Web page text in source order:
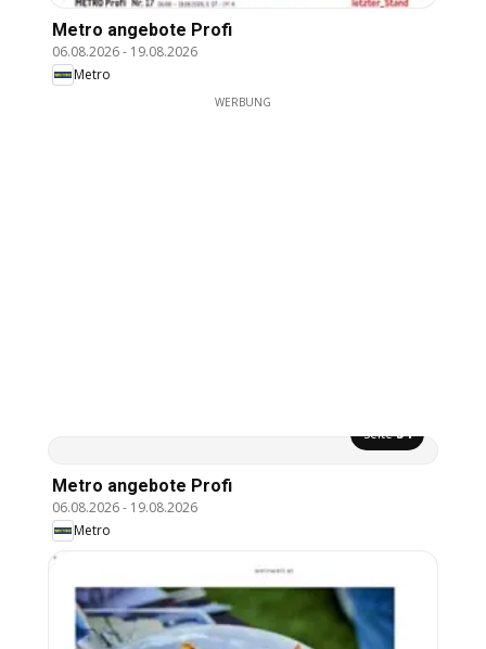
Metro angebote Profi
06.08.2026- 19.08.2026
Metro
WERBUNG